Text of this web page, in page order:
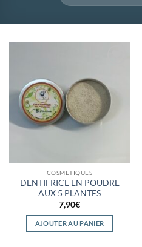
wishlist
COSMÉTIQUES
DENTIFRICE EN POUDRE
AUX 5 PLANTES
7,90€
AJOUTER AU PANIER